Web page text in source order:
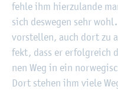
fehle ihm hier­zu­lan­de
sich des­we­gen sehr
vor­stel­len, auch dort zu
fekt, dass er er­folg­reich
nen Weg in ein
Dort ste­hen ihm viele